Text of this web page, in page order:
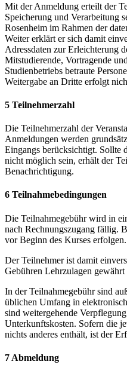
Mit der Anmeldung erteilt der
Speicherung und Verarbeitung
Rosenheim im Rahmen der
Weiter erklärt er sich damit
Adressdaten zur Erleichterung
Mitstudierende, Vortragende
Studienbetriebs betraute
Weitergabe an Dritte erfolgt
5 Teilnehmerzahl
Die Teilnehmerzahl der
Anmeldungen werden
Eingangs berücksichtigt. Sollte
nicht möglich sein, erhält der
Benachrichtigung.
6 Teilnahmebedingungen
Die Teilnahmegebühr wird in
nach Rechnungszugang fällig.
vor Beginn des Kurses erfolgen.
Der Teilnehmer ist damit
Gebühren Lehrzulagen gewährt
In der Teilnahmegebühr sind
üblichen Umfang in
sind weitergehende
Unterkunftskosten. Sofern die
nichts anderes enthält, ist der
7 Abmeldung